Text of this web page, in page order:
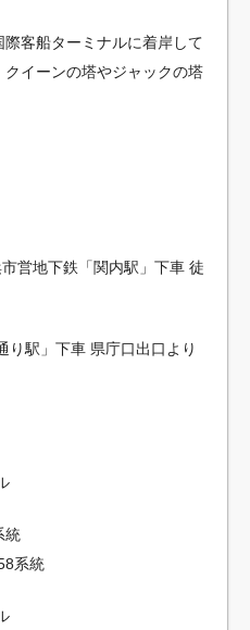
客船ターミナルに着岸して
イーンの塔やジャックの塔
営地下鉄「関内駅」下車 徒
駅」下車 県庁口出口より
統
系統